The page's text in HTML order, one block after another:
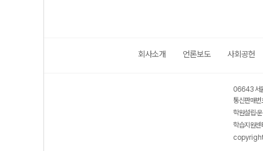
회사소개 언론보도 사회공헌
06643 서
통신판매
학원설립·
학습지원